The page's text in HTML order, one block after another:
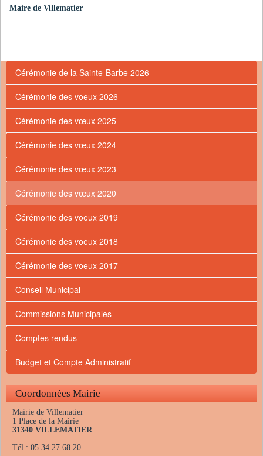
Maire de Villematier
Cérémonie de la Sainte-Barbe 2026
Cérémonie des voeux 2026
Cérémonie des vœux 2025
Cérémonie des vœux 2024
Cérémonie des vœux 2023
Cérémonie des vœux 2020
Cérémonie des voeux 2019
Cérémonie des voeux 2018
Cérémonie des voeux 2017
Conseil Municipal
Commissions Municipales
Comptes rendus
Budget et Compte Administratif
Coordonnées Mairie
Mairie de Villematier
1 Place de la Mairie
31340 VILLEMATIER
Tél : 05.34.27.68.20